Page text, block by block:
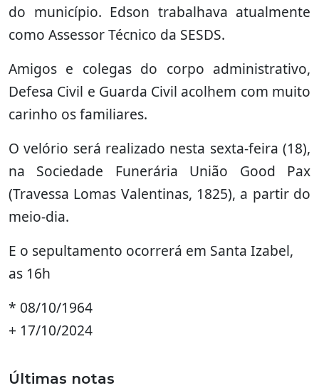
do município. Edson trabalhava atualmente
como Assessor Técnico da SESDS.
Amigos e colegas do corpo administrativo,
Defesa Civil e Guarda Civil acolhem com muito
carinho os familiares.
O velório será realizado nesta sexta-feira (18),
na Sociedade Funerária União Good Pax
(Travessa Lomas Valentinas, 1825), a partir do
meio-dia.
E o sepultamento ocorrerá em Santa Izabel,
as 16h
* 08/10/1964
+ 17/10/2024
Últimas notas